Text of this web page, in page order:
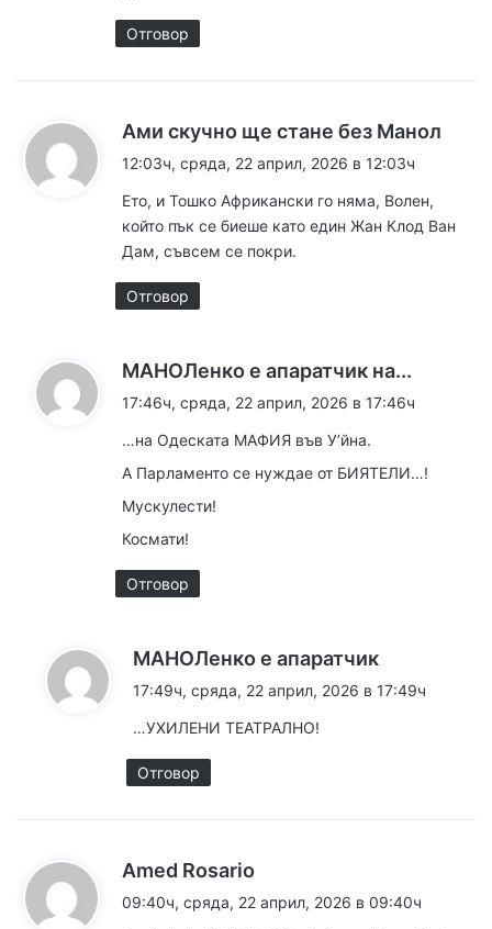
Отговор
Ами скучно ще стане без Манол
:
12:03ч, сряда, 22 април, 2026 в 12:03ч
Ето, и Тошко Африкански го няма, Волен,
който пък се биеше като един Жан Клод Ван
Дам, съвсем се покри.
Отговор
МАНОЛенко е апаратчик на...
:
17:46ч, сряда, 22 април, 2026 в 17:46ч
…на Одеската МАФИЯ във У’йна.
А Парламенто се нуждае от БИЯТЕЛИ…!
Мускулести!
Космати!
Отговор
МАНОЛенко е апаратчик
а
17:49ч, сряда, 22 април, 2026 в 17:49ч
…УХИЛЕНИ ТЕАТРАЛНО!
Отговор
Amed Rosario
09:40ч, сряда, 22 април, 2026 в 09:40ч